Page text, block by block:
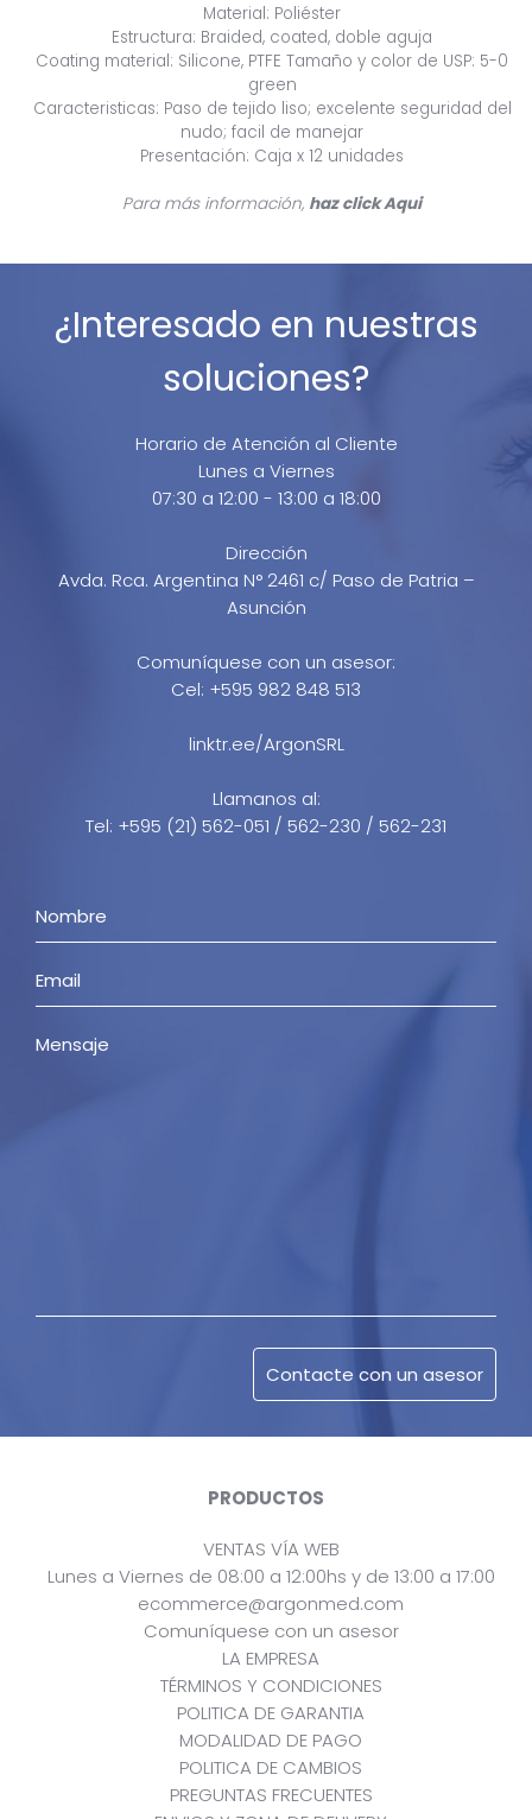
Material: Poliéster
Estructura: Braided, coated, doble aguja
Coating material: Silicone, PTFE Tamaño y color de USP: 5-0
green
Caracteristicas: Paso de tejido liso; excelente seguridad del
nudo; facil de manejar
Presentación: Caja x 12 unidades
Para más información, haz clickAqui
¿Interesado en nuestras
soluciones?
Horario de Atención al Cliente
Lunes a Viernes
07:30 a 12:00 - 13:00 a 18:00
Dirección
Avda. Rca. Argentina N° 2461 c/ Paso de Patria –
Asunción
Comuníquese con un asesor:
Cel: +595 982 848 513
linktr.ee/ArgonSRL
Llamanos al:
Tel: +595 (21) 562-051 / 562-230 / 562-231
PRODUCTOS
VENTAS VÍA WEB
Lunes a Viernes de 08:00 a 12:00hs y de 13:00 a 17:00
ecommerce@argonmed.com
Comuníquese con un asesor
LA EMPRESA
TÉRMINOS Y CONDICIONES
POLITICA DE GARANTIA
MODALIDAD DE PAGO
POLITICA DE CAMBIOS
PREGUNTAS FRECUENTES